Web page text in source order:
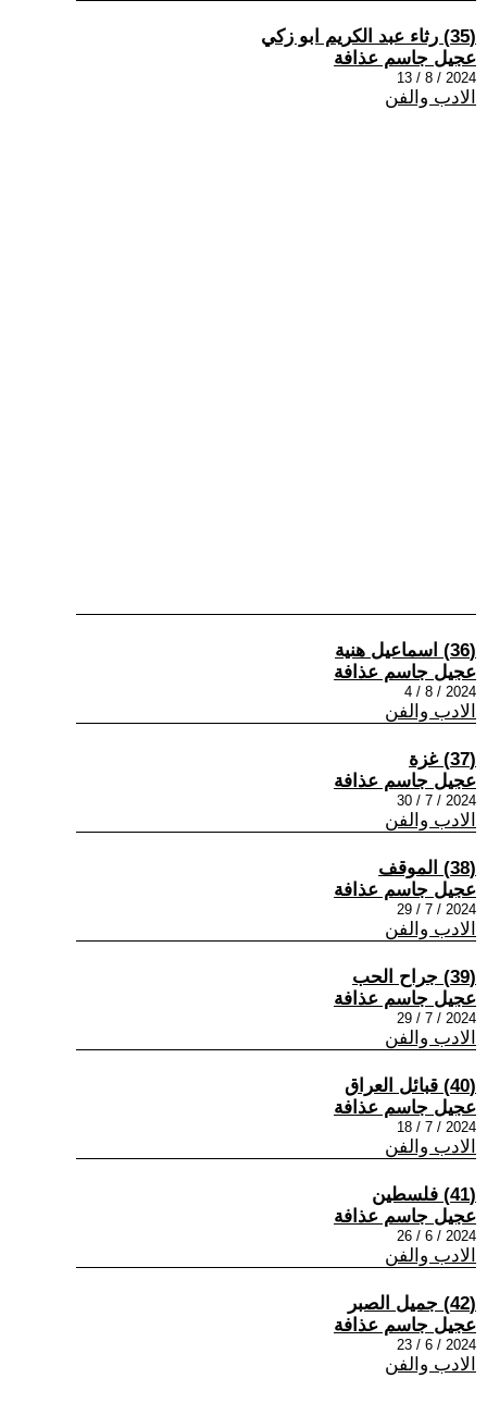
(35) رثاء عبد الكريم ابو زكي
عجيل جاسم عذافة
2024 / 8 / 13
الادب والفن
(36) اسماعيل هنية
عجيل جاسم عذافة
2024 / 8 / 4
الادب والفن
(37) غزة
عجيل جاسم عذافة
2024 / 7 / 30
الادب والفن
(38) الموقف
عجيل جاسم عذافة
2024 / 7 / 29
الادب والفن
(39) جراح الحب
عجيل جاسم عذافة
2024 / 7 / 29
الادب والفن
(40) قبائل العراق
عجيل جاسم عذافة
2024 / 7 / 18
الادب والفن
(41) فلسطين
عجيل جاسم عذافة
2024 / 6 / 26
الادب والفن
(42) جميل الصبر
عجيل جاسم عذافة
2024 / 6 / 23
الادب والفن